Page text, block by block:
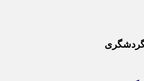
گردشگری